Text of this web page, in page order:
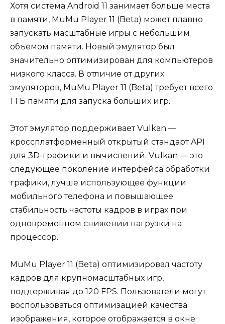
Хотя система Android 11 занимает больше места
в памяти, MuMu Player 11 (Beta) может плавно
запускать масштабные игры с небольшим
объемом памяти. Новый эмулятор был
значительно оптимизирован для компьютеров
низкого класса. В отличие от других
эмуляторов, MuMu Player 11 (Beta) требует всего
1 ГБ памяти для запуска больших игр.
Этот эмулятор поддерживает Vulkan —
кроссплатформенный открытый стандарт API
для 3D-графики и вычислений. Vulkan — это
следующее поколение интерфейса обработки
графики, лучше использующее функции
мобильного телефона и повышающее
стабильность частоты кадров в играх при
одновременном снижении нагрузки на
процессор.
MuMu Player 11 (Beta) оптимизировал частоту
кадров для крупномасштабных игр,
поддерживая до 120 FPS. Пользователи могут
воспользоваться оптимизацией качества
изображения, которое отображается в окне